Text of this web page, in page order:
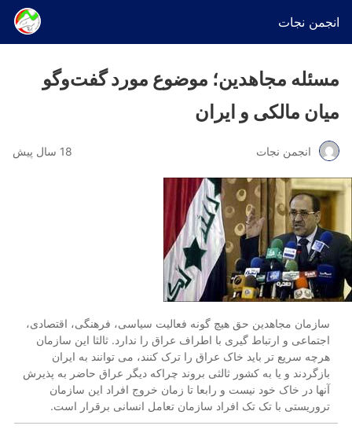
انجمن نجات
مسئله مجاهدین؛ موضوع مورد گفت‌و‌گو
میان مالکی و ایران
انجمن نجات 18 سال پیش
سازمان مجاهدین حق هیچ گونه فعالیت سیاسی، فرهنگی، اقتصادی،
اجتماعی و ارتباط گیری با اطراف عراق را ندارد. ثالثا این سازمان
هرچه سریع تر باید خاک عراق را ترک کنند، می توانند به ایران
بازگردند و یا به کشور ثالثی بروند چراکه دیگر عراق حاضر به پذیرش
آنها در خاک خود نیست و رابعا تا زمان خروج افراد این سازمان
تروریستی با تک تک افراد سازمان تعامل انسانی برقرار است.